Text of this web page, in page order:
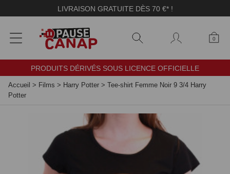
LIVRAISON GRATUITE DÈS 70 €* !
0
PRODUITS DÉRIVÉS SOUS LICENCE OFFICIELLE
Accueil > Films > Harry Potter > Tee-shirt Femme Noir 9 3/4 Harry
Potter
Panneau de gestion des cookies